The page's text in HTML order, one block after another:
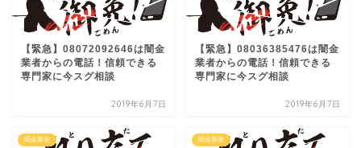
【緊急】08072092646は闇金
業者からの電話！信頼できる
専門家に今スグ相談
2019年6月7日
【緊急】08036385476は闇金
業者からの電話！信頼できる
専門家に今スグ相談
2019年6月7日
闇金業者 闇金業者